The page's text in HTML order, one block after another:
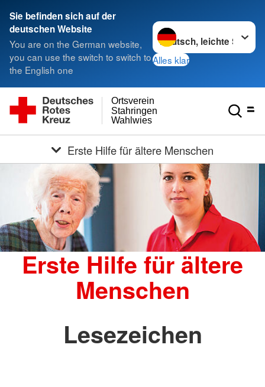
Sie befinden sich auf der
deutschen Website
You are on the German website,
you can use the switch to switch to
the English one
Sprache wechseln zu
Alles klar
Wahlwies
Stahringen
Ortsverein
Erste Hilfe für ältere Menschen
Erste Hilfe für ältere
Menschen
Lesezeichen